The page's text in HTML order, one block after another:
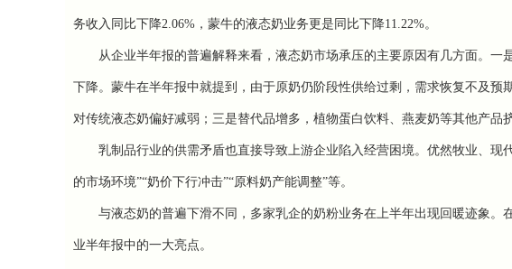
务收入同比下降2.06%，蒙牛的液态奶业务更是同比下降11.22%。
从企业半年报的普遍解释来看，液态奶市场承压的主要原因有几方面。一
下降。蒙牛在半年报中就提到，由于原奶仍阶段性供给过剩，需求恢复不及
对传统液态奶偏好减弱；三是替代品增多，植物蛋白饮料、燕麦奶等其他产品
乳制品行业的供需矛盾也直接导致上游企业陷入经营困境。优然牧业、现
的市场环境”“奶价下行冲击”“原料奶产能调整”等。
与液态奶的普遍下滑不同，多家乳企的奶粉业务在上半年出现回暖迹象。
业半年报中的一大亮点。